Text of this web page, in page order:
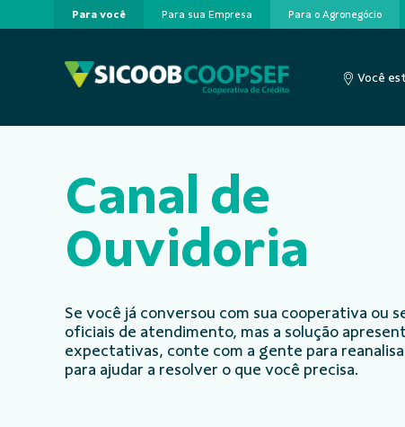
Pular para o Conteúdo principal
Para você Para sua Empresa Para o Agronegócio
Você
Canal de
Ouvidoria
Se você já conversou com sua cooperativa ou
oficiais de atendimento, mas a solução
expectativas, conte com a gente para
para ajudar a resolver o que você precisa.